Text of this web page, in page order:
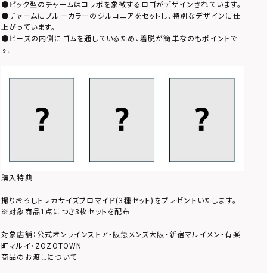
●ピック型のチャームはコラボを象徴するロゴがデザインされています。
●チャームにブルーカラーのジルコニアをセットし、特別なデザインに仕
上がっています。
●ビーズの内側にゴムを通しているため、着脱が簡単なのもポイントで
す。
購入特典
撮りおろしトレカサイズブロマイド(3種セット)をプレゼントいたします。
※対象商品1点につき3枚セットを配布
対象店舗：公式オンラインストア・阪急メンズ大阪・新宿マルイメン・有楽
町マルイ・ZOZOTOWN
商品のお渡しについて